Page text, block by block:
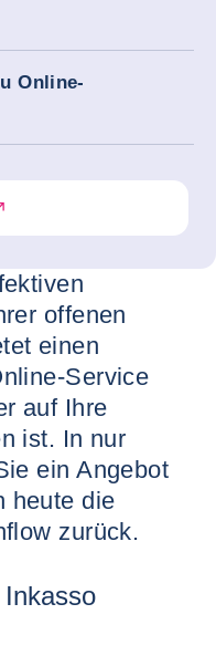
Online-
offenen
einen
Service
auf Ihre
ist. In nur
ein Angebot
heute die
zurück.